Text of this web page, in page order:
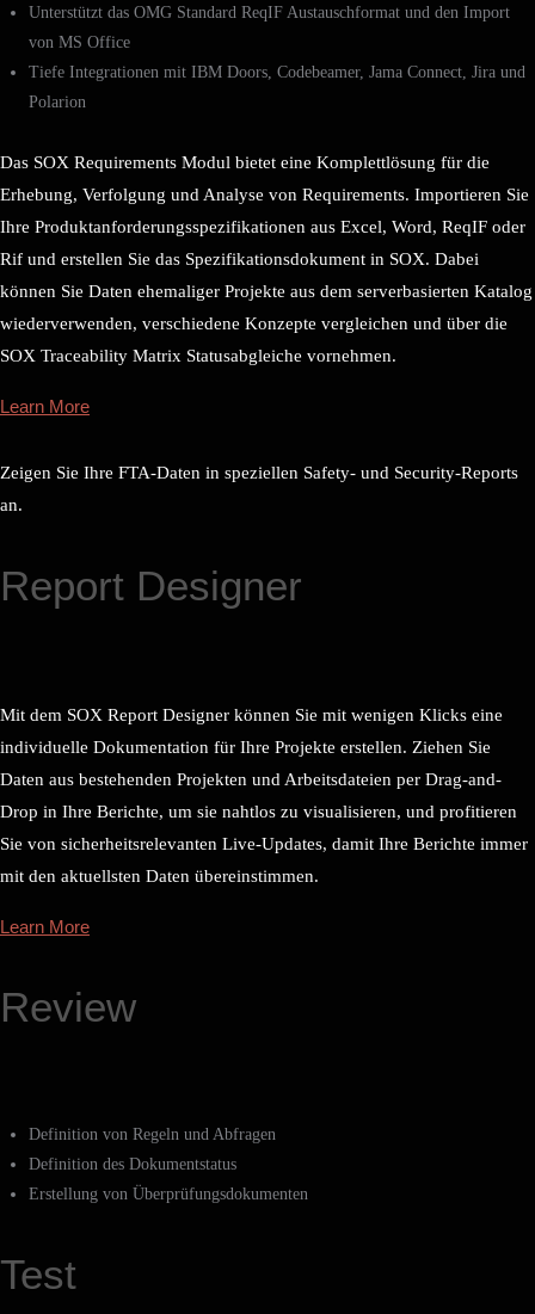
Unterstützt das OMG Standard ReqIF Austauschformat und den Import
von MS Office
Tiefe Integrationen mit IBM Doors, Codebeamer, Jama Connect, Jira und
Polarion
Das SOX Requirements Modul bietet eine Komplettlösung für die
Erhebung, Verfolgung und Analyse von Requirements. Importieren Sie
Ihre Produktanforderungsspezifikationen aus Excel, Word, ReqIF oder
Rif und erstellen Sie das Spezifikationsdokument in SOX. Dabei
können Sie Daten ehemaliger Projekte aus dem serverbasierten Katalog
wiederverwenden, verschiedene Konzepte vergleichen und über die
SOX Traceability Matrix Statusabgleiche vornehmen.
Learn More
Zeigen Sie Ihre FTA-Daten in speziellen Safety- und Security-Reports
an.
Report Designer
Mit dem SOX Report Designer können Sie mit wenigen Klicks eine
individuelle Dokumentation für Ihre Projekte erstellen. Ziehen Sie
Daten aus bestehenden Projekten und Arbeitsdateien per Drag-and-
Drop in Ihre Berichte, um sie nahtlos zu visualisieren, und profitieren
Sie von sicherheitsrelevanten Live-Updates, damit Ihre Berichte immer
mit den aktuellsten Daten übereinstimmen.
Learn More
Review
Definition von Regeln und Abfragen
Definition des Dokumentstatus
Erstellung von Überprüfungsdokumenten
Test